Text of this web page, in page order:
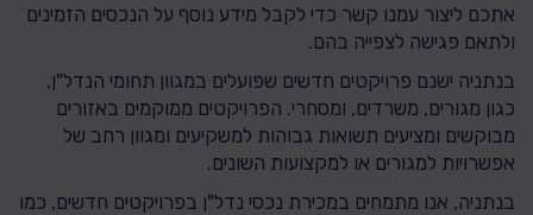
אתכם ליצור עמנו קשר כדי לקבל מידע נוסף על הנכסים הזמינים
ולתאם פגישה לצפייה בהם.
בנתניה ישנם פרויקטים חדשים שפועלים במגוון תחומי הנדל"ן,
כגון מגורים, משרדים, ומסחרי. הפרויקטים ממוקמים באזורים
מבוקשים ומציעים תשואות גבוהות למשקיעים ומגוון רחב של
אפשרויות למגורים או למקצועות השונים.
בנתניה, אנו מתמחים במכירת נכסי נדל"ן בפרויקטים חדשים, כמו